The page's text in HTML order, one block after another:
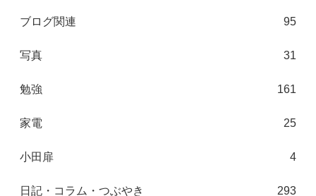
ブログ関連 95
写真 31
勉強 161
家電 25
小田扉 4
日記・コラム・つぶやき 293